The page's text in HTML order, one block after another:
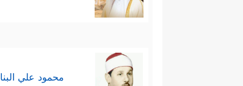
محمود علي البنا